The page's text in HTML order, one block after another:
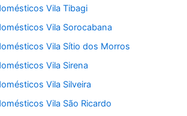
Vila Tibagi
Vila Sorocabana
Vila Sítio dos Morros
Vila Sirena
Vila Silveira
Vila São Ricardo